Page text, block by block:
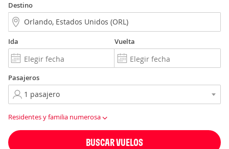
Destino
Ida Vuelta
Pasajeros
Residentes y familia numerosa
BUSCAR VUELOS